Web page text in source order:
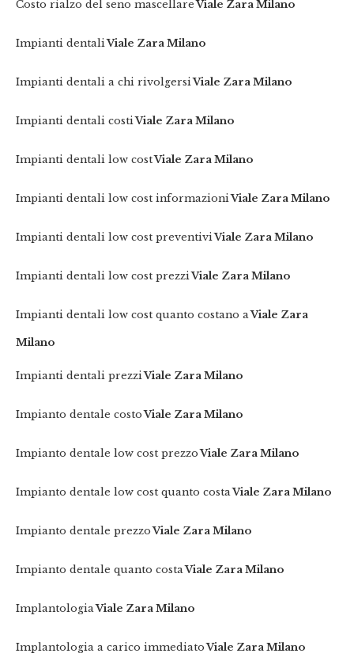
Costo rialzo del seno mascellareViale Zara Milano
Impianti dentaliViale Zara Milano
Impianti dentali a chi rivolgersiViale Zara Milano
Impianti dentali costiViale Zara Milano
Impianti dentali low costViale Zara Milano
Impianti dentali low cost informazioniViale Zara Milano
Impianti dentali low cost preventiviViale Zara Milano
Impianti dentali low cost prezziViale Zara Milano
Impianti dentali low cost quanto costano aViale Zara
Milano
Impianti dentali prezziViale Zara Milano
Impianto dentale costoViale Zara Milano
Impianto dentale low cost prezzoViale Zara Milano
Impianto dentale low cost quanto costaViale Zara Milano
Impianto dentale prezzoViale Zara Milano
Impianto dentale quanto costaViale Zara Milano
ImplantologiaViale Zara Milano
Implantologia a carico immediatoViale Zara Milano